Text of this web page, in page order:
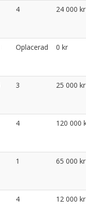
4 24 000 kr
Oplacerad 0 kr
3 25 000 kr
4 120 000
1 65 000 kr
4 12 000 kr